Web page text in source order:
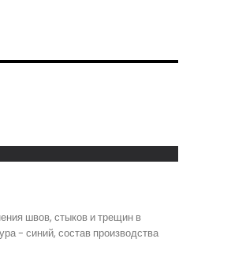
швов, стыков и трещин в
- синий, состав производства